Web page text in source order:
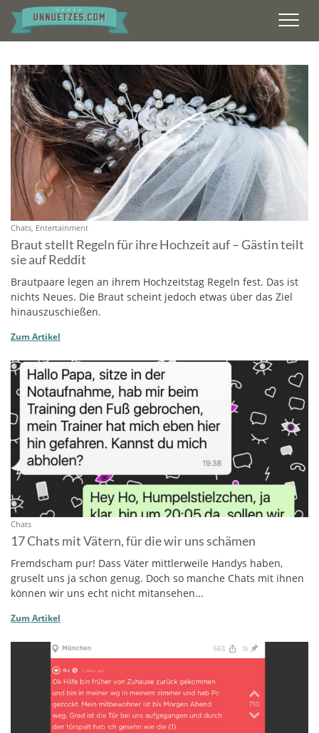
Chats, Entertainment
Braut stellt Regeln für ihre Hochzeit auf – Gästin teilt
sie auf Reddit
Brautpaare legen an ihrem Hochzeitstag Regeln fest. Das ist
nichts Neues. Die Braut scheint jedoch etwas über das Ziel
hinauszuschießen.
Zum Artikel
Chats
17 Chats mit Vätern, für die wir uns schämen
Fremdscham pur! Dass Väter mittlerweile Handys haben,
gruselt uns ja schon genug. Doch so manche Chats mit ihnen
können wir uns echt nicht mitansehen...
Zum Artikel